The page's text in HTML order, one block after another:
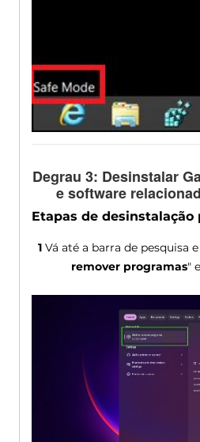
Degrau 3: Desinstalar
e software
Etapas de desinstalação
1 Vá até a barra de pesquisa
remover programas"